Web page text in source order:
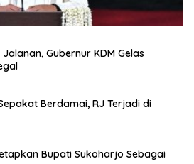
Gubernur KDM Gelas
Berdamai, RJ Terjadi di
Bupati Sukoharjo Sebagai